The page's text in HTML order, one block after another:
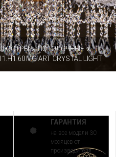
ЛЮСТРЫ
ПОТОЛОЧНЫЕ
ART CRYSTAL LIGHT
ГАРАНТИЯ
на все модели 30
месяцев от
производителя